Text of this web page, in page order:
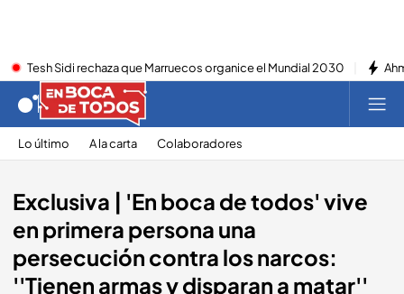
Tesh Sidi rechaza que Marruecos organice el Mundial 2030
Lo último A la carta Colaboradores
Exclusiva | 'En boca de todos' vive
en primera persona una
persecución contra los narcos:
''Tienen armas y disparan a matar''